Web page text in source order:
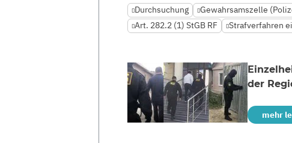
Durchsuchung Gewahrsamszelle
Art. 282.2 (1) StGB RF
Strafverfahren
der
mehr